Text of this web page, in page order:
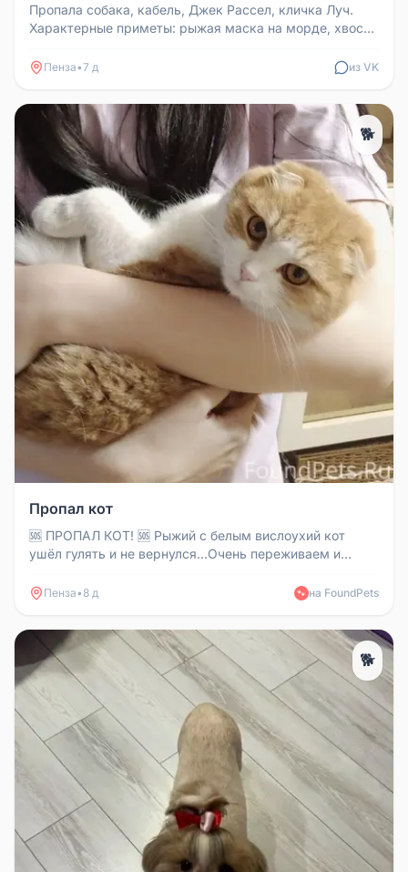
Пропала собака, кабель, Джек Рассел, кличка Луч.
Характерные приметы: рыжая маска на морде, хвост
Пенза•7 д из VK
🐕
Пропал кот
🆘 ПРОПАЛ КОТ! 🆘 Рыжий с белым вислоухий кот
ушёл гулять и не вернулся…Очень переживаем и
Пенза• 8 д 🐾 на FoundPets
🐕